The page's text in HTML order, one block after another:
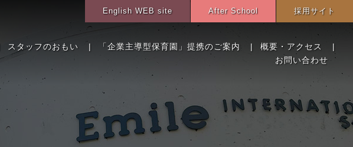
English WEB site After School 採用サイト
スタッフのおもい | 「企業主導型保育園」提携のご案内 | 概要・アクセス
|
お問い合わせ